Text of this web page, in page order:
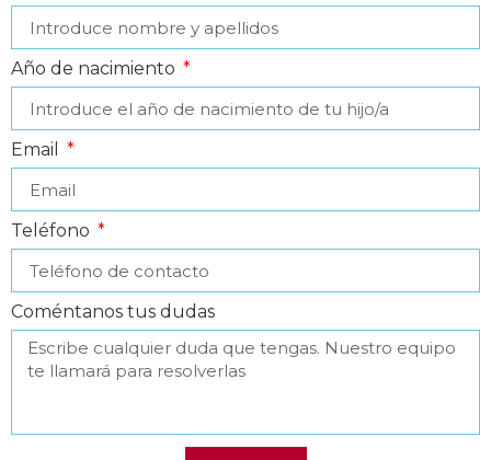
Año de nacimiento
Email
Teléfono
Coméntanos tus dudas